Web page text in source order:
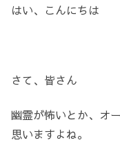
はい、こんにちは
さて、皆さん
幽霊が怖いとか、オ
思いますよね。